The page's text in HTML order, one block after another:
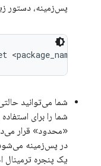
پس‌زمینه، دستور
شما می‌توانید
شما را برای
«محدود» قرار
در پس‌زمینه می‌شود.
یک پنجره ترمینال